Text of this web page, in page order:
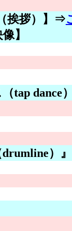
挨拶）】⇒
】
tap dance
drumline）